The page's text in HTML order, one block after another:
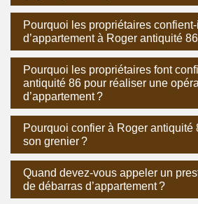
Pourquoi les propriétaires
d’appartement à Roger antiquité
Pourquoi les propriétaires font
antiquité 86 pour réaliser une
d’appartement ?
Pourquoi confier à Roger antiquité
son grenier ?
Quand devez-vous appeler un
de débarras d’appartement ?